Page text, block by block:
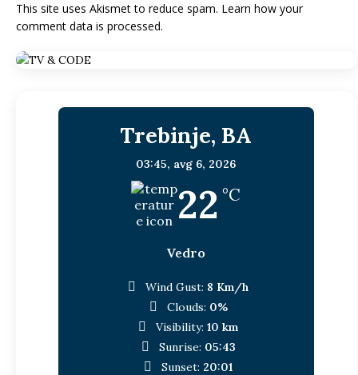
This site uses Akismet to reduce spam. Learn how your
comment data is processed.
Trebinje, BA
03:45, avg 6, 2026
22 °C
Vedro
Wind Gust: 8 Km/h
Clouds: 0%
Visibility: 10 km
Sunrise: 05:43
Sunset: 20:01